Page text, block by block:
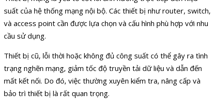
suất của hệ thống mạng nội bộ. Các thiết bị như router, switch,
và access point cần được lựa chọn và cấu hình phù hợp với nhu
cầu sử dụng.
Thiết bị cũ, lỗi thời hoặc không đủ công suất có thể gây ra tình
trạng nghẽn mạng, giảm tốc độ truyền tải dữ liệu và dẫn đến
mất kết nối. Do đó, việc thường xuyên kiểm tra, nâng cấp và
bảo trì thiết bị là rất quan trọng.